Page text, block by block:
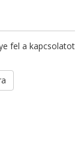
fel a kapcsolatot